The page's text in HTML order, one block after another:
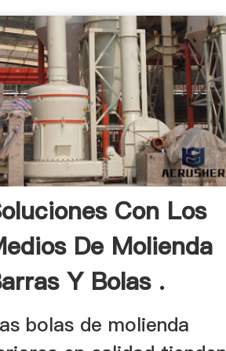
Con Los
De Molienda
Y Bolas .
bolas de molienda